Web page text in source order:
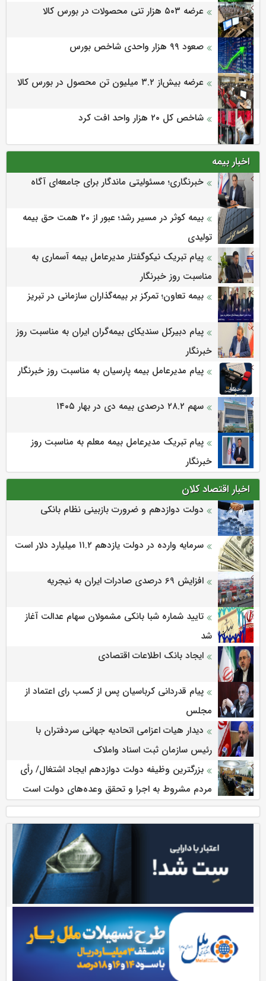
عرضه ۵۰۳ هزار تنی محصولات در بورس کالا
صعود ۹۹ هزار واحدی شاخص بورس
عرضه بیش‌از ۳.۲ میلیون تن محصول در بورس کالا
شاخص کل ۲۰ هزار واحد افت کرد
اخبار بیمه
خبرنگاری؛ مسئولیتی ماندگار برای جامعه‌ای آگاه
بیمه کوثر در مسیر رشد؛ عبور از 20 همت حق بیمه
تولیدی
پیام تبریک نیکوگفتار مدیرعامل بیمه آسماری به
مناسبت روز خبرنگار
بیمه تعاون؛ تمرکز بر بیمه‌گذاران سازمانی در تبریز
پیام دبیرکل سندیکای بیمه‌گران ایران به مناسبت روز
خبرنگار
پیام مدیرعامل بیمه پارسیان به مناسبت روز خبرنگار
سهم ۲۸.۲ درصدی بیمه دی در بهار ۱۴۰۵
پیام تبریک مدیرعامل بیمه معلم به مناسبت روز
خبرنگار
اخبار اقتصاد کلان
دولت دوازدهم و ضرورت بازبینی نظام بانکی
سرمایه وارده در دولت یازدهم ۱۱.۲ میلیارد دلار است
افزایش 69 درصدی صادرات ایران به نیجریه
تایید شماره شبا بانکی مشمولان سهام عدالت آغاز
شد
ایجاد بانک اطلاعات اقتصادی
پیام قدردانی کرباسیان پس از کسب رای اعتماد از
مجلس
دیدار هیات اعزامی اتحادیه جهانی سردفتران با
رئیس سازمان ثبت اسناد واملاک
بزرگترین وظیفه دولت دوازدهم ایجاد اشتغال/ رأی
مردم مشروط به اجرا و تحقق وعده‌های دولت است